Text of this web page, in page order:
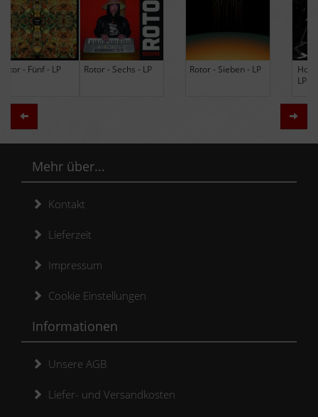
Rotor - Sechs - LP Rotor - Sieben - LP
Hodja - The Band -
LP (Limited Edition
Zurück
Mehr über...
Kontakt
Lieferzeit
Impressum
Cookie Einstellungen
Informationen
Unsere AGB
Liefer- und Versandkosten